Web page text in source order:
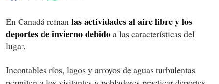
En Canadá reinan las actividades al aire libre y los
deportes de invierno debido a las características del
lugar.
Incontables ríos, lagos y arroyos de aguas turbulentas